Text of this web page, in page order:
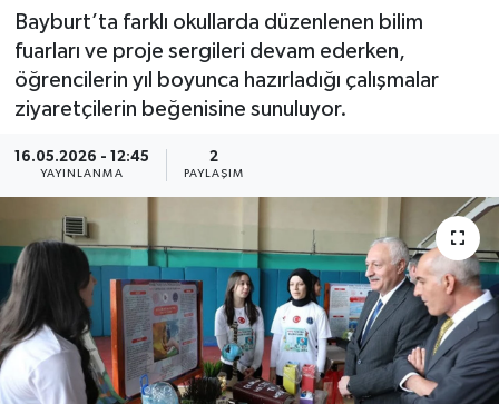
Bayburt’ta farklı okullarda düzenlenen bilim
fuarları ve proje sergileri devam ederken,
öğrencilerin yıl boyunca hazırladığı çalışmalar
ziyaretçilerin beğenisine sunuluyor.
16.05.2026 - 12:45
YAYINLANMA
2
PAYLAŞIM
Haber Arşivi